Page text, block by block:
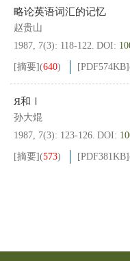
略论英语词汇的记忆
赵贵山
1987, 7(3): 118-122. DOI:
[摘要](640) [PDF574KB]
Я和Ⅰ
孙大焜
1987, 7(3): 123-126. DOI:
[摘要](573) [PDF381KB]